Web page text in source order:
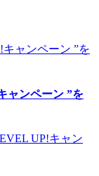
ャンペーン ”を